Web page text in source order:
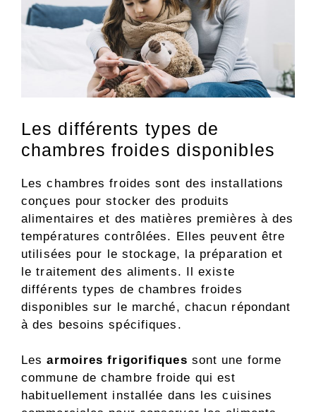
Les différents types de
chambres froides disponibles
Les chambres froides sont des installations
conçues pour stocker des produits
alimentaires et des matières premières à des
températures contrôlées. Elles peuvent être
utilisées pour le stockage, la préparation et
le traitement des aliments. Il existe
différents types de chambres froides
disponibles sur le marché, chacun répondant
à des besoins spécifiques.
Lesarmoires frigorifiques sont une forme
commune de chambre froide qui est
habituellement installée dans les cuisines